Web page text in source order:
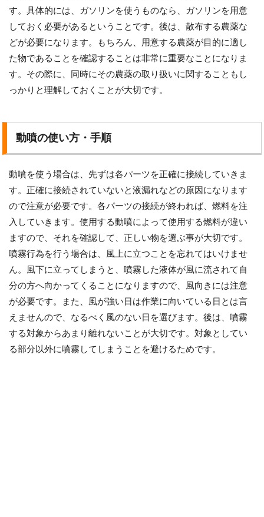
す。具体的には、ガソリンを使うものなら、ガソリンを用意
しておく必要があるということです。後は、散布する農薬な
どが必要になります。もちろん、用意する農薬が目的に適し
た物であることを確認することは非常に重要なことになりま
す。その際に、同時にその農薬の取り扱いに関することもし
っかりと理解しておくことが大切です。
動噴の使い方・手順
動噴を使う場合は、先ずは各パーツを正確に接続していきま
す。正確に接続されていないと液漏れなどの原因になります
ので注意が必要です。各パーツの接続が終われば、燃料を注
入していきます。使用する動噴によって使用する燃料が違い
ますので、それを確認して、正しい物を選ぶ事が大切です。
噴霧行為を行う場合は、風上に立つことを忘れてはいけませ
ん。風下に立ってしまうと、噴霧した液体が風に流されて自
分の方へ向かってくることになりますので、風向きには注意
が必要です。また、風が強い日は作業に向いている日とは言
えませんので、なるべく風のない日を選びます。後は、噴霧
する対象からあまり離れないことが大切です。対象としてい
る部分以外に噴霧してしまうことを避けるためです。